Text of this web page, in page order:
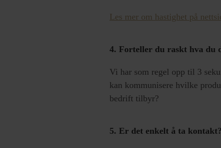
Les mer om hastighet på
4. Forteller du raskt hva du
Vi har som regel opp til 3
kan kommunisere hvilke
bedrift tilbyr?
5. Er det enkelt å ta